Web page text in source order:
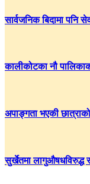
सार्वजनिक बिदामा पनि
कालीकोटका नौ
अपाङ्गता भएकी छात्राको
सुर्खेतमा लागुऔषधविरुद्ध